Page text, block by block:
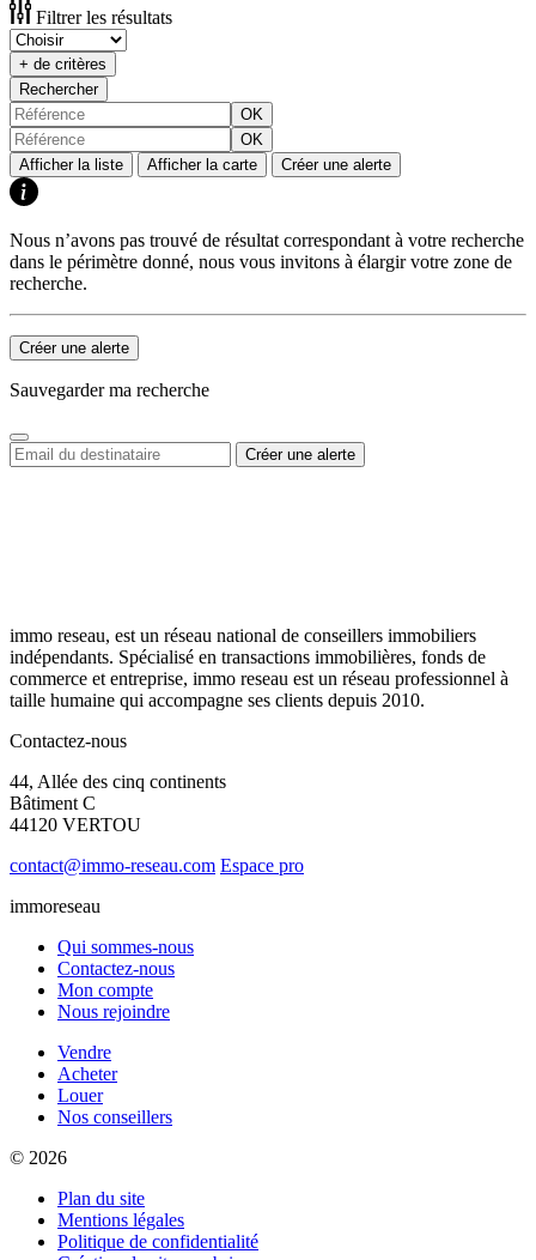
Filtrer les résultats
+ de critères
Rechercher
OK
OK
Afficher la liste
Afficher la carte Créer une alerte
Nous n’avons pas trouvé de résultat correspondant à votre recherche
dans le périmètre donné, nous vous invitons à élargir votre zone de
recherche.
Créer une alerte
Sauvegarder ma recherche
immo reseau, est un réseau national de conseillers immobiliers
indépendants. Spécialisé en transactions immobilières, fonds de
commerce et entreprise, immo reseau est un réseau professionnel à
taille humaine qui accompagne ses clients depuis 2010.
Contactez-nous
44, Allée des cinq continents
Bâtiment C
44120 VERTOU
contact@immo-reseau.com Espace pro
immoreseau
Qui sommes-nous
Contactez-nous
Mon compte
Nous rejoindre
Vendre
Acheter
Louer
Nos conseillers
© 2026
Plan du site
Mentions légales
Politique de confidentialité